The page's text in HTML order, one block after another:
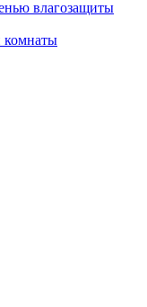
влагозащиты
комнаты